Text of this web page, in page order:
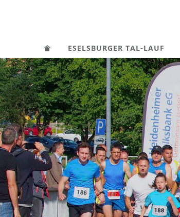
ESELSBURGER TAL-LAUF